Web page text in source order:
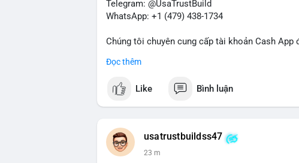
Telegram: @UsaTrustBuild
WhatsApp: +1 (479) 438-1734
Chúng tôi chuyên cung cấp tài khoản Cash
toán USDT và các giao dịch tiền mặt tại Mỹ.
Liên hệ ngay để được tư vấn và hỗ trợ nhanh nhất!
#sendmoney
Đọc thêm
Like Bình luận
usatrustbuildss47
23 m